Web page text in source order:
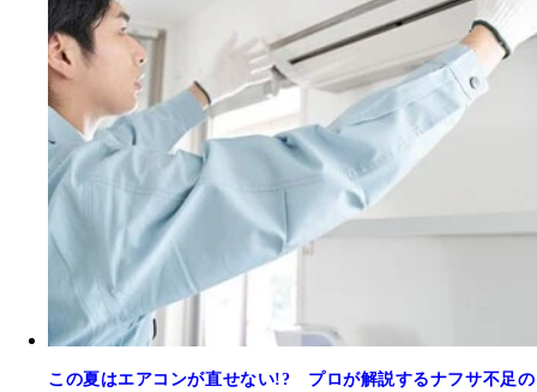
この夏はエアコンが直せない!? プロが解説するナフサ不足の